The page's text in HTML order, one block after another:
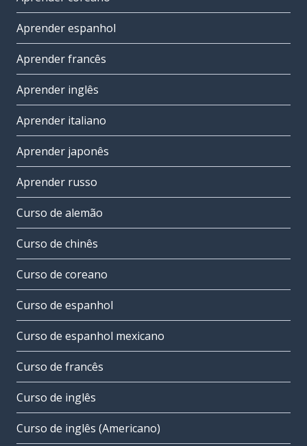
Aprender espanhol
Aprender francês
Aprender inglês
Aprender italiano
Aprender japonês
Aprender russo
Curso de alemão
Curso de chinês
Curso de coreano
Curso de espanhol
Curso de espanhol mexicano
Curso de francês
Curso de inglês
Curso de inglês (Americano)